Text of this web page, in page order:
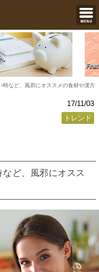
時など、風邪にオススメの食材や漢方
17/11/03
トレンド
ど、風邪にオスス